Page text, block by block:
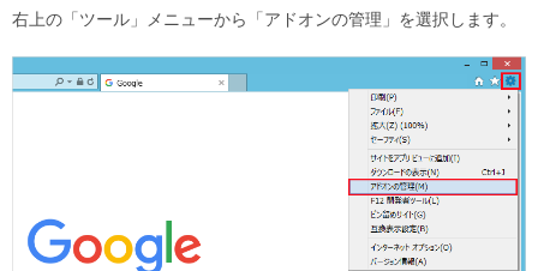
右上の「ツール」メニューから「アドオンの管理」を選択します。